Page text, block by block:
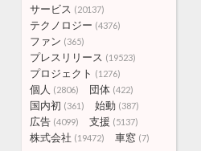
サービス (20137)
テクノロジー (4376)
ファン (365)
プレスリリース (19523)
プロジェクト (1276)
個人 (2806) 団体 (422)
国内初 (361) 始動 (387)
広告 (4099) 支援 (5137)
株式会社 (19472) 車窓 (7)